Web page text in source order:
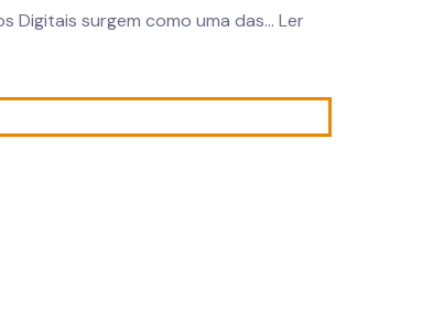
Digitais surgem como uma das... Ler